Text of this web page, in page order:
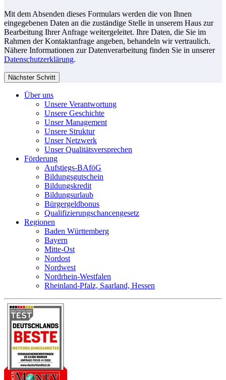
Mit dem Absenden dieses Formulars werden die von Ihnen
eingegebenen Daten an die zuständige Stelle in unserem Haus zur
Bearbeitung Ihrer Anfrage weitergeleitet. Ihre Daten, die Sie im
Rahmen der Kontaktanfrage angeben, behandeln wir vertraulich.
Nähere Informationen zur Datenverarbeitung finden Sie in unserer
Datenschutzerklärung.
Nächster Schritt
Über uns
Unsere Verantwortung
Unsere Geschichte
Unser Management
Unsere Struktur
Unser Netzwerk
Unser Qualitätsversprechen
Förderung
Aufstiegs-BAföG
Bildungsgutschein
Bildungskredit
Bildungsurlaub
Bürgergeldbonus
Qualifizierungschancengesetz
Regionen
Baden Württemberg
Bayern
Mitte-Ost
Nordost
Nordwest
Nordrhein-Westfalen
Rheinland-Pfalz, Saarland, Hessen